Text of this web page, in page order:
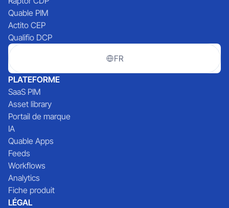
Quable PIM
Actito CEP
Qualifio DCP
FR
PLATEFORME
SaaS PIM
Asset library
Portail de marque
IA
Quable Apps
Feeds
Workflows
Analytics
Fiche produit
LÉGAL